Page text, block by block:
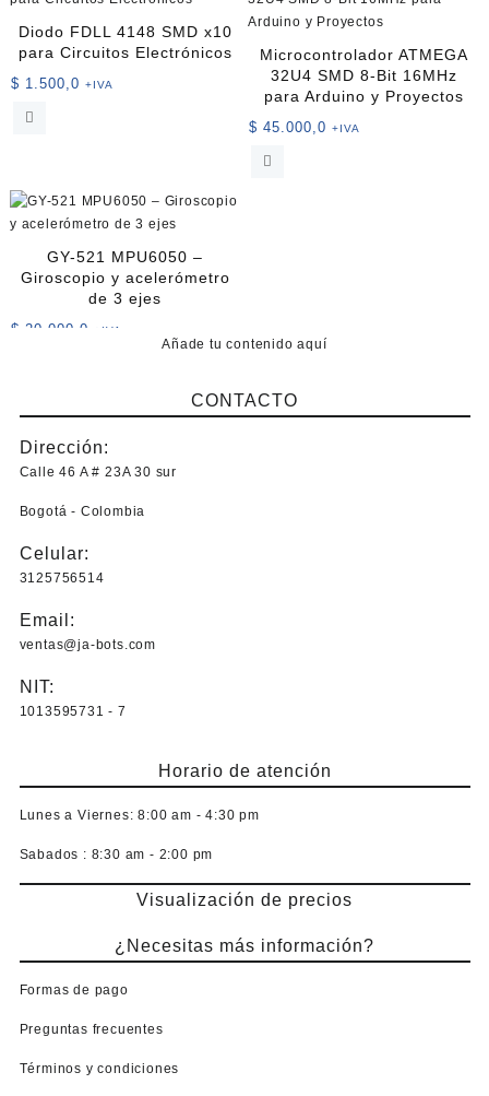
Diodo FDLL 4148 SMD x10
para Circuitos Electrónicos
$ 1.500,0 +IVA
Microcontrolador ATMEGA
32U4 SMD 8-Bit 16MHz
para Arduino y Proyectos
$ 45.000,0 +IVA
GY-521 MPU6050 –
Giroscopio y acelerómetro
de 3 ejes
$ 20.000,0 +IVA
Añade tu contenido aquí
CONTACTO
Dirección:
Calle 46 A # 23A 30 sur
Bogotá - Colombia
Celular:
3125756514
Email:
ventas@ja-bots.com
NIT:
1013595731 - 7
Horario de atención
Lunes a Viernes: 8:00 am - 4:30 pm
Sabados : 8:30 am - 2:00 pm
Visualización de precios
¿Necesitas más información?
Formas de pago
Preguntas frecuentes
Términos y condiciones